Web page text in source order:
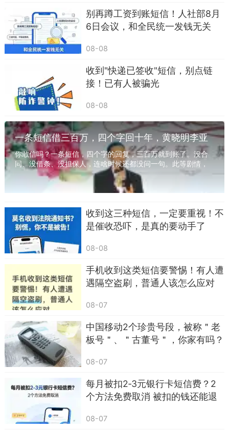
南粤地震预警小程序
打开微信搜索即可，开启消息推送，地震预
警、震情信息、避险指南全都有，老人小孩都能轻
二、记住3句避险口诀，关键时刻能保命
1. 室内避险：伏地、遮挡、手抓牢，远离玻璃
和外墙
2. 高层切记：不坐电梯、不跳楼，就近躲避最
安全
3. 户外避险：远离高楼大树广告牌，空旷地方
最稳妥
三、家庭应急小清单，花半小时就能备齐
矿泉水、压缩饼干、手电筒、急救包、常用
药、重要证件复印件，简单准备，遇事不慌。
一条科普短信，不必恐慌，但必须上心。
平安从来都不是运气，而是提前做好准备。
广东的朋友们，你收到这条短信了吗？第一反
应是什么？
评论区聊聊，也把这篇文章转给家人朋友，多
一个人知道，就多一份安全保障。
#广东地震局短信 #地震预警科普 #广东同城 #
别再蹲工资到账短信！人社部8月
6日会议，和全民统一发钱无关
08-08
收到"快递已签收"短信，别点链
接！已有人被骗光
08-08
一条短信借三百万，四个字回十年，黄晓明李亚
鹏交情你看懂了吗？
你敢信吗？一条短信，四个字的回复，三百万就到账了。没合
同、没借条、没担保人，连啥时候还都没问一句。此等剧情，
若置于电视剧中，编剧恐遭诟病，被指思维混沌...
收到这三种短信，一定要重视！不
是催收恐吓，是真的要动手了
08-08
手机收到这类短信要警惕！有人遭
遇隔空盗刷，普通人该怎么应对
08-07
中国移动2个珍贵号段，被称＂老
板号＂、＂古董号＂，你家有吗？
08-07
每月被扣2‑3元银行卡短信费？2
个方法免费取消 被扣的钱还能退
08-07